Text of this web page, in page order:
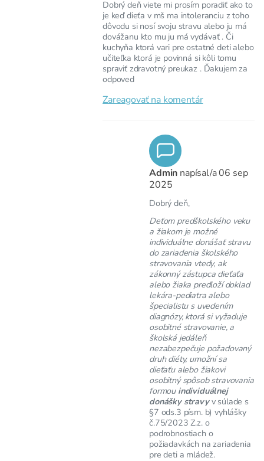
Dobrý deň viete mi prosím poradiť ako to
je keď dieťa v mš ma intoleranciu z toho
dôvodu si nosí svoju stravu alebo ju má
dovážanu kto mu ju má vydávať . Či
kuchyňa ktorá vari pre ostatné deti alebo
učiteľka ktorá je povinná si kôli tomu
spraviť zdravotný preukaz . Ďakujem za
odpoved
Zareagovať na komentár
Admin napísal/a06 sep
2025
Dobrý deň,
Deťom predškolského veku
a žiakom je možné
individuálne donášať stravu
do zariadenia školského
stravovania vtedy, ak
zákonný zástupca dieťaťa
alebo žiaka predloží doklad
lekára-pediatra alebo
špecialistu s uvedením
diagnózy, ktorá si vyžaduje
osobitné stravovanie, a
školská jedáleň
nezabezpečuje požadovaný
druh diéty, umožní sa
dieťaťu alebo žiakovi
osobitný spôsob stravovania
formou individuálnej
donášky stravyv súlade s
§7 ods.3 písm. b) vyhlášky
č.75/2023 Z.z. o
podrobnostiach o
požiadavkách na zariadenia
pre deti a mládež.